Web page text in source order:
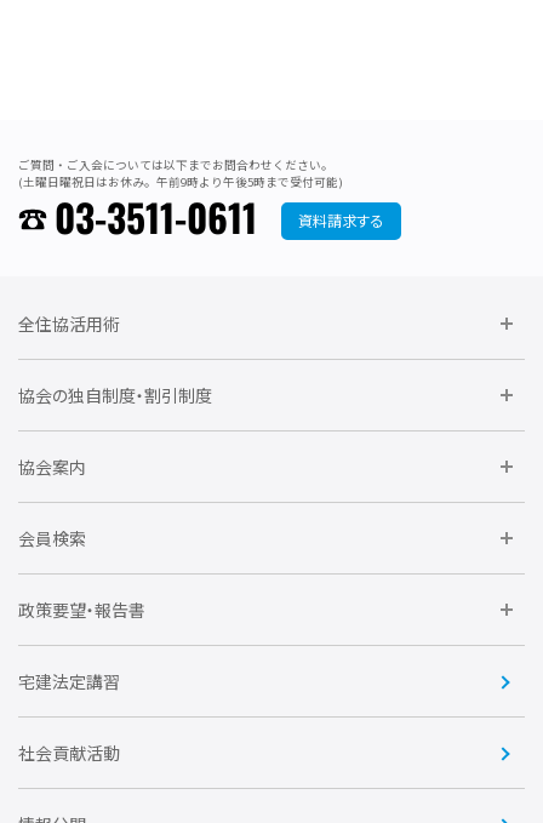
ご質問・ご入会については以下までお問合わせください。
(土曜日曜祝日はお休み。午前9時より午後5時まで受付可能)
03-3511-0611 資料請求する
全住協活用術
委員会に参加しよう
要望活動に参加しよう
協会の独自制度・割引制度
住宅瑕疵担保責任保険割引制度
全住協NET
不動産後見アドバイザー資格講習
会
全住協ビジネスショップ
協会案内
運営組織
トライアル会員制度
会員検索
企業会員
賛助会員
政策要望・報告書
住宅・土地税制改正要望
優良事業表彰
宅建法定講習
社会貢献活動